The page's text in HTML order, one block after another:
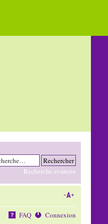
Recherche avancée
FAQ Connexion